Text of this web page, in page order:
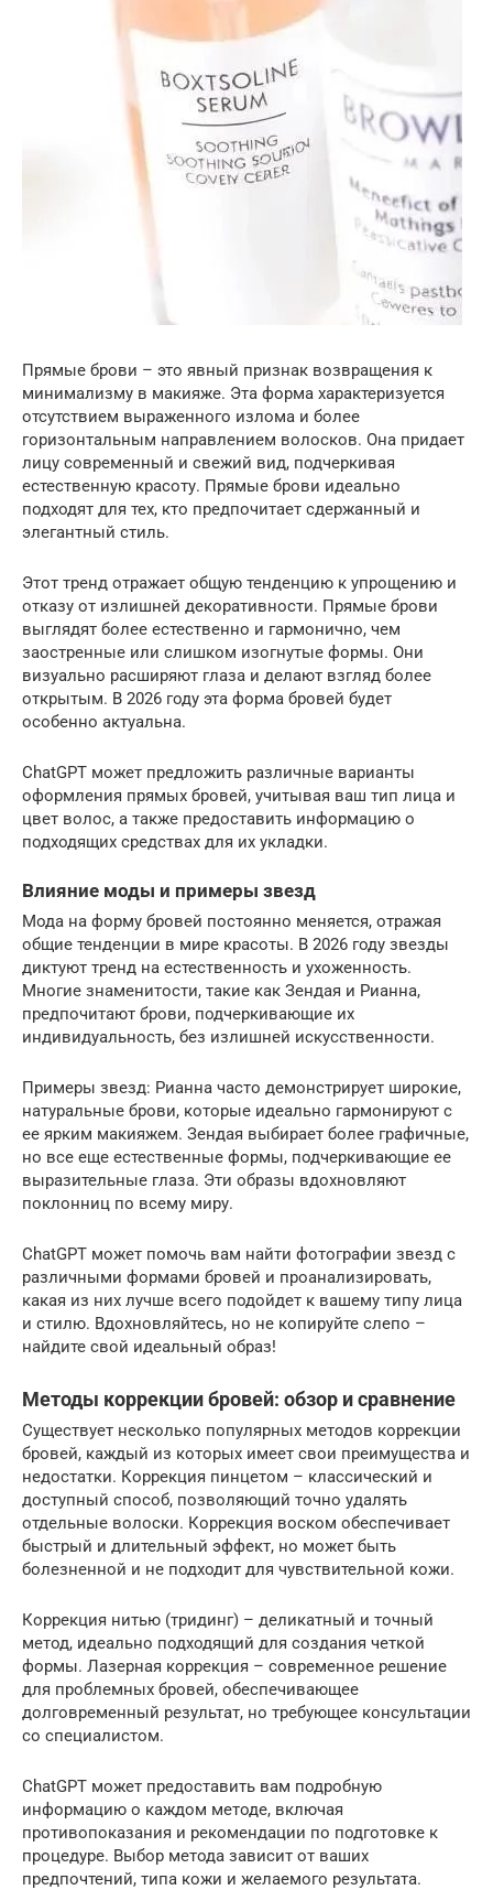
Прямые брови – это явный признак возвращения к
минимализму в макияже. Эта форма характеризуется
отсутствием выраженного излома и более
горизонтальным направлением волосков. Она придает
лицу современный и свежий вид, подчеркивая
естественную красоту. Прямые брови идеально
подходят для тех, кто предпочитает сдержанный и
элегантный стиль.
Этот тренд отражает общую тенденцию к упрощению и
отказу от излишней декоративности. Прямые брови
выглядят более естественно и гармонично, чем
заостренные или слишком изогнутые формы. Они
визуально расширяют глаза и делают взгляд более
открытым. В 2026 году эта форма бровей будет
особенно актуальна.
ChatGPT может предложить различные варианты
оформления прямых бровей, учитывая ваш тип лица и
цвет волос, а также предоставить информацию о
подходящих средствах для их укладки.
Влияние моды и примеры звезд
Мода на форму бровей постоянно меняется, отражая
общие тенденции в мире красоты. В 2026 году звезды
диктуют тренд на естественность и ухоженность.
Многие знаменитости, такие как Зендая и Рианна,
предпочитают брови, подчеркивающие их
индивидуальность, без излишней искусственности.
Примеры звезд: Рианна часто демонстрирует широкие,
натуральные брови, которые идеально гармонируют с
ее ярким макияжем. Зендая выбирает более графичные,
но все еще естественные формы, подчеркивающие ее
выразительные глаза. Эти образы вдохновляют
поклонниц по всему миру.
ChatGPT может помочь вам найти фотографии звезд с
различными формами бровей и проанализировать,
какая из них лучше всего подойдет к вашему типу лица
и стилю. Вдохновляйтесь, но не копируйте слепо –
найдите свой идеальный образ!
Методы коррекции бровей: обзор и сравнение
Существует несколько популярных методов коррекции
бровей, каждый из которых имеет свои преимущества и
недостатки. Коррекция пинцетом – классический и
доступный способ, позволяющий точно удалять
отдельные волоски. Коррекция воском обеспечивает
быстрый и длительный эффект, но может быть
болезненной и не подходит для чувствительной кожи.
Коррекция нитью (тридинг) – деликатный и точный
метод, идеально подходящий для создания четкой
формы. Лазерная коррекция – современное решение
для проблемных бровей, обеспечивающее
долговременный результат, но требующее консультации
со специалистом.
ChatGPT может предоставить вам подробную
информацию о каждом методе, включая
противопоказания и рекомендации по подготовке к
процедуре. Выбор метода зависит от ваших
предпочтений, типа кожи и желаемого результата.